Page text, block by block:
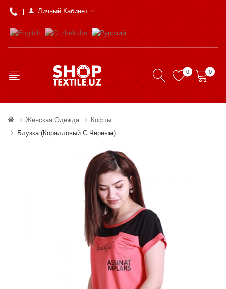
Личный Кабинет
0 0
Женская Одежда
Кофты
Блузка (коралловый С Черным)